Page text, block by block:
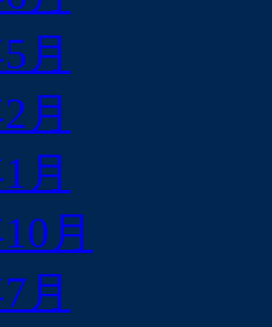
月
月
月
月
月